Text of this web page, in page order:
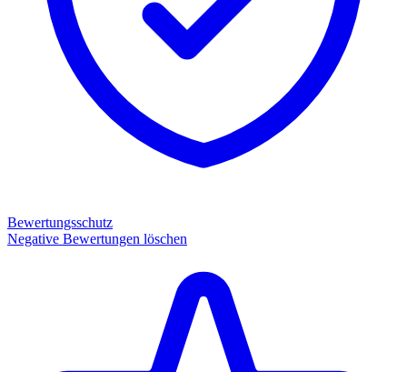
Bewertungsschutz
Negative Bewertungen löschen